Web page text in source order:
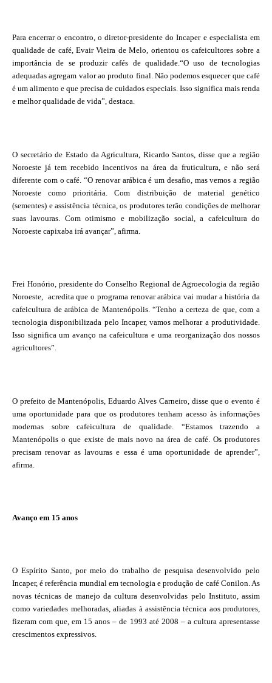
Para encerrar o encontro, o diretor-presidente do Incaper e especialista em
qualidade de café, Evair Vieira de Melo, orientou os cafeicultores sobre a
importância de se produzir cafés de qualidade.“O uso de tecnologias
adequadas agregam valor ao produto final. Não podemos esquecer que café
é um alimento e que precisa de cuidados especiais. Isso significa mais renda
e melhor qualidade de vida”, destaca.
O secretário de Estado da Agricultura, Ricardo Santos, disse que a região
Noroeste já tem recebido incentivos na área da fruticultura, e não será
diferente com o café. “O renovar arábica é um desafio, mas vemos a região
Noroeste como prioritária. Com distribuição de material genético
(sementes) e assistência técnica, os produtores terão condições de melhorar
suas lavouras. Com otimismo e mobilização social, a cafeicultura do
Noroeste capixaba irá avançar”, afirma.
Frei Honório, presidente do Conselho Regional de Agroecologia da região
Noroeste, acredita que o programa renovar arábica vai mudar a história da
cafeicultura de arábica de Mantenópolis. “Tenho a certeza de que, com a
tecnologia disponibilizada pelo Incaper, vamos melhorar a produtividade.
Isso significa um avanço na cafeicultura e uma reorganização dos nossos
agricultores”.
O prefeito de Mantenópolis, Eduardo Alves Carneiro, disse que o evento é
uma oportunidade para que os produtores tenham acesso às informações
modernas sobre cafeicultura de qualidade. “Estamos trazendo a
Mantenópolis o que existe de mais novo na área de café. Os produtores
precisam renovar as lavouras e essa é uma oportunidade de aprender”,
afirma.
Avanço em 15 anos
O Espírito Santo, por meio do trabalho de pesquisa desenvolvido pelo
Incaper, é referência mundial em tecnologia e produção de café Conilon. As
novas técnicas de manejo da cultura desenvolvidas pelo Instituto, assim
como variedades melhoradas, aliadas à assistência técnica aos produtores,
fizeram com que, em 15 anos – de 1993 até 2008 – a cultura apresentasse
crescimentos expressivos.